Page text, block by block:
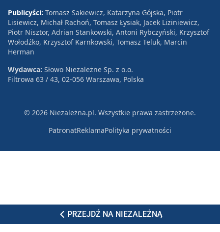
PRZEJDŹ NA NIEZALEŻNĄ
Publicyści: Tomasz Sakiewicz, Katarzyna Gójska, Piotr
Lisiewicz, Michał Rachoń, Tomasz Łysiak, Jacek Liziniewicz,
Piotr Nisztor, Adrian Stankowski, Antoni Rybczyński, Krzysztof
Wołodźko, Krzysztof Karnkowski, Tomasz Teluk, Marcin
Herman
Wydawca: Słowo Niezależne Sp. z o.o.
Filtrowa 63 / 43, 02-056 Warszawa, Polska
© 2026 Niezależna.pl. Wszystkie prawa zastrzeżone.
PatronatReklamaPolityka prywatności